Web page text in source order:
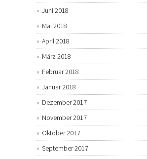
Juni 2018
Mai 2018
April 2018
März 2018
Februar 2018
Januar 2018
Dezember 2017
November 2017
Oktober 2017
September 2017